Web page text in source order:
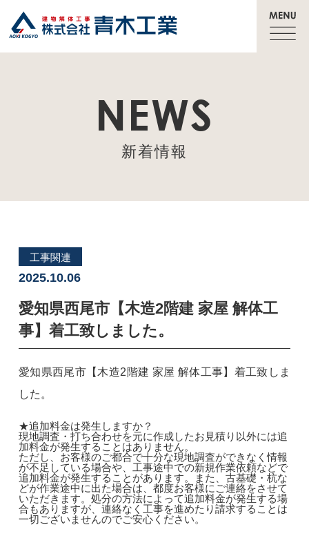
NEWS
新着情報
工事関連
2025.10.06
愛知県西尾市【木造2階建 家屋 解体工
事】着工致しました。
愛知県西尾市【木造2階建 家屋 解体工事】着工致しま
した。
★追加料金は発生しますか？
現地調査・打ち合わせを元に作成したお見積り以外には追
加料金が発生することはありません。
ただし、お客様のご都合で十分な現地調査ができなく情報
が不足している場合や、工事途中での新規作業依頼などで
追加料金が発生することがあります。また、古基礎・杭な
どが作業途中に出た場合は、都度お客様にご連絡をさせて
いただきます。処分の方法によって追加料金が発生する場
合もありますが、連絡なく工事を進めたり請求することは
一切ございませんのでご安心ください。